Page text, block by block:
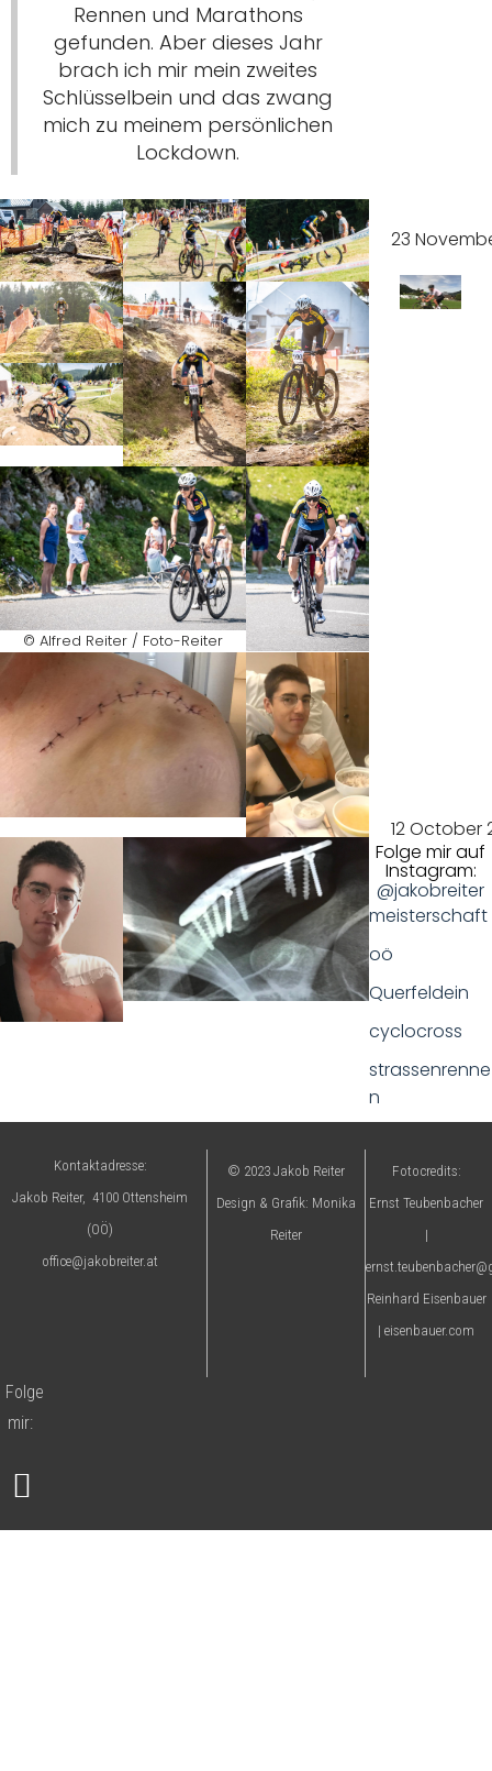
Rennen und Marathons
gefunden. Aber dieses Jahr
brach ich mir mein zweites
Schlüsselbein und das zwang
mich zu meinem persönlichen
Lockdown.
© Alfred Reiter / Foto-Reiter
23
12 October
Folge mir auf
Instagram:
@jakobreiter
meisterschaft
oö
Querfeldein
cyclocross
strassenrenne
n
Kontaktadresse:
Jakob Reiter, 4100 Ottensheim
(OÖ)
office@jakobreiter.at
© 2023 Jakob Reiter
Design & Grafik: Monika
Reiter
Fotocredits:
Ernst Teubenbacher
|
Reinhard Eisenbauer
| eisenbauer.com
Folge
mir: